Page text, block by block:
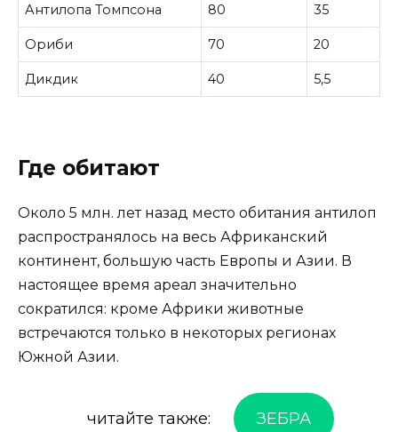
Антилопа Томпсона 80 35
Ориби 70 20
Дикдик 40 5,5
Где обитают
Около 5 млн. лет назад место обитания антилоп
распространялось на весь Африканский
континент, большую часть Европы и Азии. В
настоящее время ареал значительно
сократился: кроме Африки животные
встречаются только в некоторых регионах
Южной Азии.
читайте также: ЗЕБРА